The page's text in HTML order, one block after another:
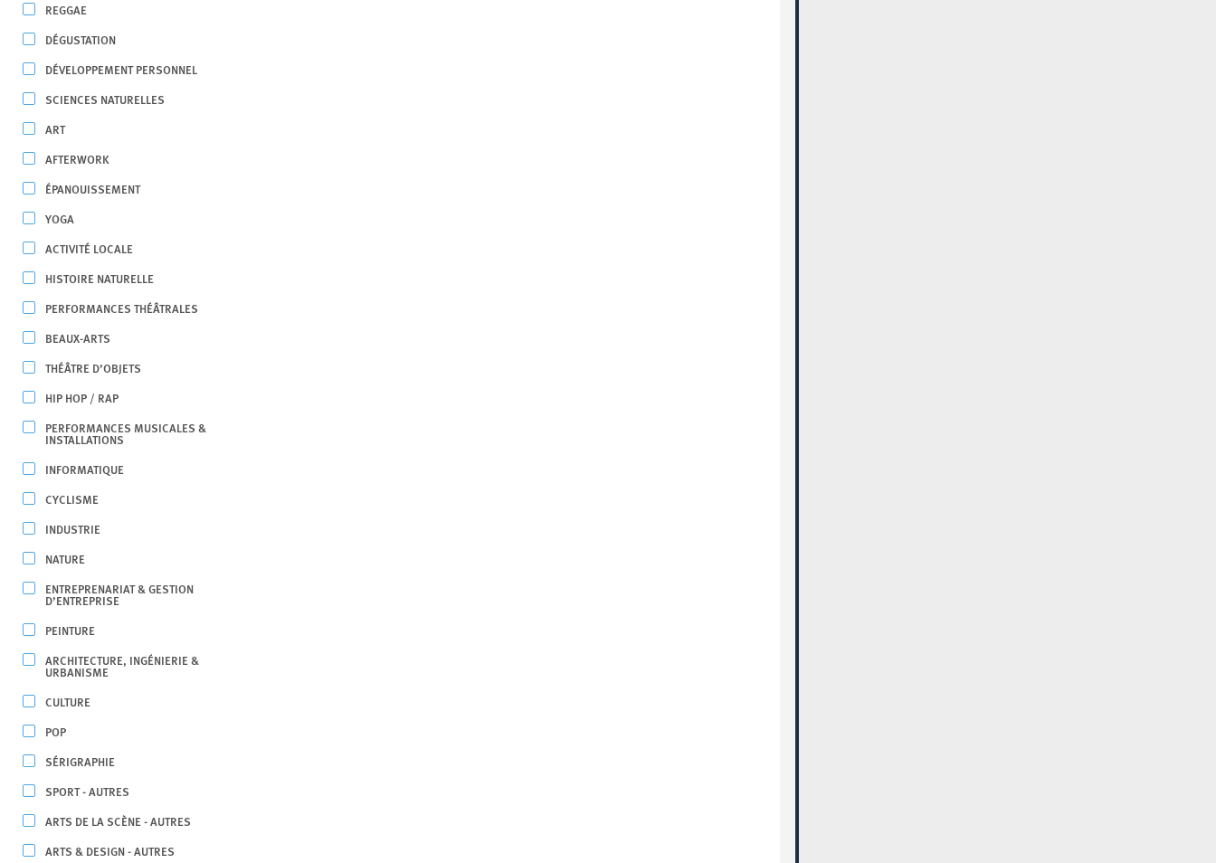
REGGAE
DÉGUSTATION
DÉVELOPPEMENT PERSONNEL
SCIENCES NATURELLES
ART
AFTERWORK
ÉPANOUISSEMENT
YOGA
ACTIVITÉ LOCALE
HISTOIRE NATURELLE
PERFORMANCES THÉÂTRALES
BEAUX-ARTS
THÉÂTRE D’OBJETS
HIP HOP / RAP
PERFORMANCES MUSICALES &
INSTALLATIONS
INFORMATIQUE
CYCLISME
INDUSTRIE
NATURE
ENTREPRENARIAT & GESTION
D’ENTREPRISE
PEINTURE
ARCHITECTURE, INGÉNIERIE &
URBANISME
CULTURE
POP
SÉRIGRAPHIE
SPORT - AUTRES
ARTS DE LA SCÈNE - AUTRES
ARTS & DESIGN - AUTRES